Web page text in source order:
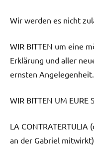
Wir werden es nicht
WIR BITTEN um eine
Erklärung und aller
ernsten Angelegenheit.
WIR BITTEN UM EURE
LA CONTRATERTULIA
an der Gabriel mitwirkt)